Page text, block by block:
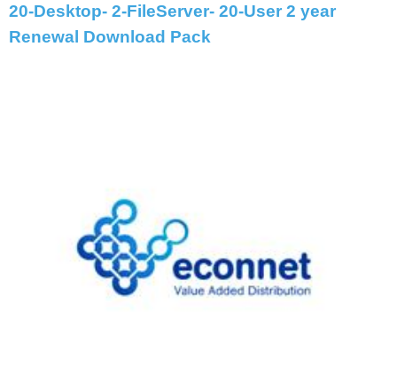
20-Desktop- 2-FileServer- 20-User 2 year
Renewal Download Pack